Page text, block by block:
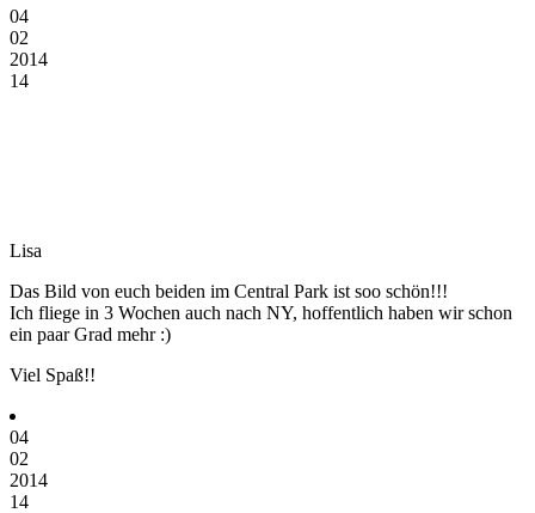
04
02
2014
14
Lisa
Das Bild von euch beiden im Central Park ist soo schön!!!
Ich fliege in 3 Wochen auch nach NY, hoffentlich haben wir schon
ein paar Grad mehr :)
Viel Spaß!!
04
02
2014
14